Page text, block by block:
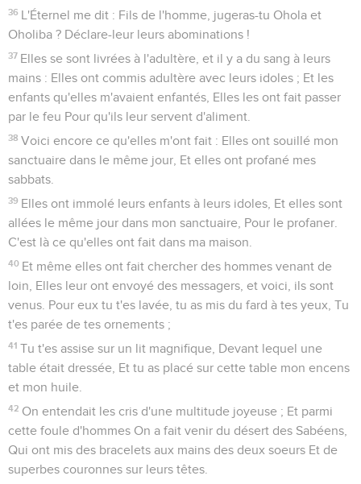
36 L'Éternel me dit : Fils de l'homme, jugeras-tu Ohola et
Oholiba ? Déclare-leur leurs abominations !
37 Elles se sont livrées à l'adultère, et il y a du sang à leurs
mains : Elles ont commis adultère avec leurs idoles ; Et les
enfants qu'elles m'avaient enfantés, Elles les ont fait passer
par le feu Pour qu'ils leur servent d'aliment.
38 Voici encore ce qu'elles m'ont fait : Elles ont souillé mon
sanctuaire dans le même jour, Et elles ont profané mes
sabbats.
39 Elles ont immolé leurs enfants à leurs idoles, Et elles sont
allées le même jour dans mon sanctuaire, Pour le profaner.
C'est là ce qu'elles ont fait dans ma maison.
40 Et même elles ont fait chercher des hommes venant de
loin, Elles leur ont envoyé des messagers, et voici, ils sont
venus. Pour eux tu t'es lavée, tu as mis du fard à tes yeux, Tu
t'es parée de tes ornements ;
41 Tu t'es assise sur un lit magnifique, Devant lequel une
table était dressée, Et tu as placé sur cette table mon encens
et mon huile.
42 On entendait les cris d'une multitude joyeuse ; Et parmi
cette foule d'hommes On a fait venir du désert des Sabéens,
Qui ont mis des bracelets aux mains des deux soeurs Et de
superbes couronnes sur leurs têtes.